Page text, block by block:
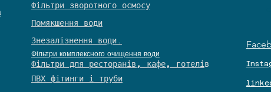
Фільтри зворотного осмосу
Помякшення води
Знезалізнення води.
Фільтри комплексного очищення води
​Фільтри для ресторанів, кафе, готелі в
​ПВХ фітинги і труби